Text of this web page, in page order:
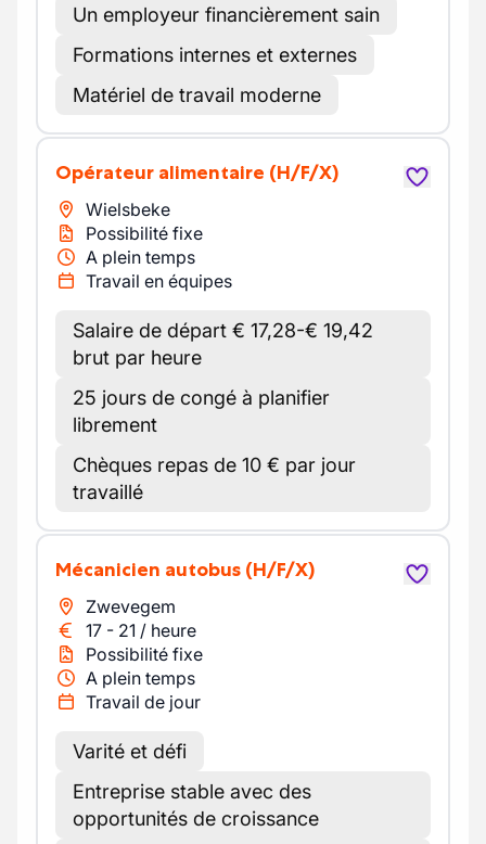
Un employeur financièrement sain
Formations internes et externes
Matériel de travail moderne
Opérateur alimentaire (H/F/X)
Wielsbeke
Possibilité fixe
A plein temps
Travail en équipes
Salaire de départ € 17,28-€ 19,42
brut par heure
25 jours de congé à planifier
librement
Chèques repas de 10 € par jour
travaillé
Mécanicien autobus (H/F/X)
Zwevegem
17 - 21 / heure
Possibilité fixe
A plein temps
Travail de jour
Varité et défi
Entreprise stable avec des
opportunités de croissance